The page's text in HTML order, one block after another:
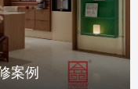
案例